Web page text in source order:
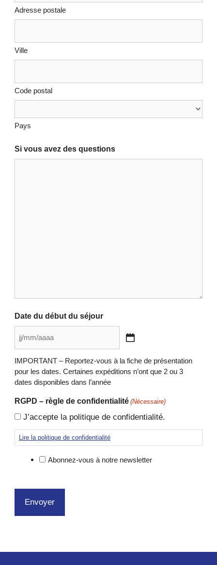
Adresse postale
Ville
Code postal
Pays
Si vous avez des questions
Date du début du séjour
JJ
slash
IMPORTANT – Reportez-vous à la fiche de présentation
pour les dates. Certaines expéditions n’ont que 2 ou 3
dates disponibles dans l’année
RGPD – règle de confidentialité (Nécessaire)
J’accepte la politique de confidentialité.
Lire la politique de confidentialité
Abonnez-vous à notre newsletter